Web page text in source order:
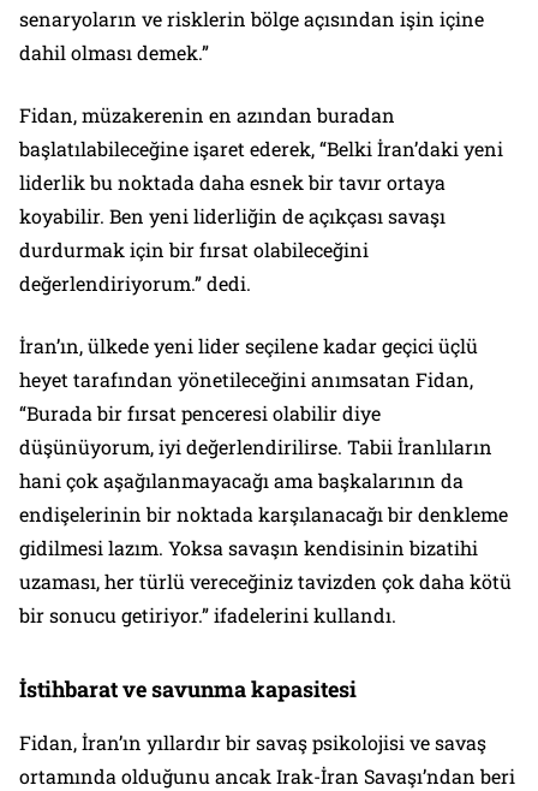
senaryoların ve risklerin bölge açısından işin içine
dahil olması demek.”
Fidan, müzakerenin en azından buradan
başlatılabileceğine işaret ederek, “Belki İran’daki yeni
liderlik bu noktada daha esnek bir tavır ortaya
koyabilir. Ben yeni liderliğin de açıkçası savaşı
durdurmak için bir fırsat olabileceğini
değerlendiriyorum.” dedi.
İran’ın, ülkede yeni lider seçilene kadar geçici üçlü
heyet tarafından yönetileceğini anımsatan Fidan,
“Burada bir fırsat penceresi olabilir diye
düşünüyorum, iyi değerlendirilirse. Tabii İranlıların
hani çok aşağılanmayacağı ama başkalarının da
endişelerinin bir noktada karşılanacağı bir denkleme
gidilmesi lazım. Yoksa savaşın kendisinin bizatihi
uzaması, her türlü vereceğiniz tavizden çok daha kötü
bir sonucu getiriyor.” ifadelerini kullandı.
İstihbarat ve savunma kapasitesi
Fidan, İran’ın yıllardır bir savaş psikolojisi ve savaş
ortamında olduğunu ancak Irak-İran Savaşı’ndan beri